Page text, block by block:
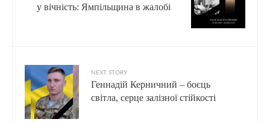
у вічність: Ямпільщина в жалобі
NEXT STORY
Геннадій Керничний – боєць
світла, серце залізної стійкості